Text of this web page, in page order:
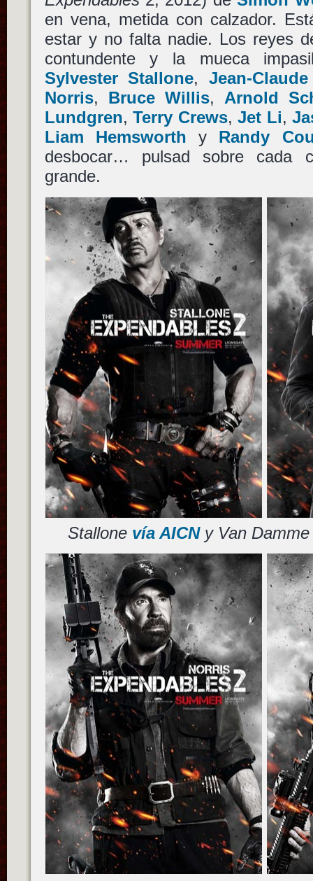
en vena, metida con calzador.
estar y no falta nadie. Los reyes
contundente y la mueca
Sylvester Stallone, Jean-
Norris, Bruce Willis, Arnold
Lundgren,Terry Crews,Jet Li,
Liam Hemsworth y Randy
desbocar… pulsad sobre cada
grande.
Stallone vía AICNy Van